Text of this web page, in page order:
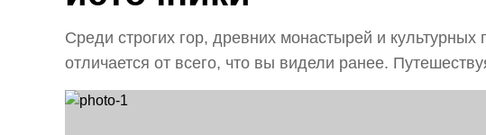
Среди строгих гор, древних монастырей и
отличается от всего, что вы видели ранее.